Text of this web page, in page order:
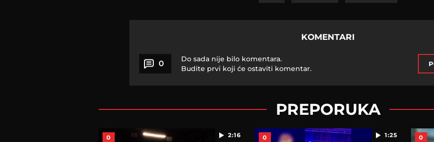
KOMENTARI
0
Do sada nije bilo komentara.
Budite prvi koji će ostaviti komentar.
PREPORUKA
2:16
0 1:25
0 0